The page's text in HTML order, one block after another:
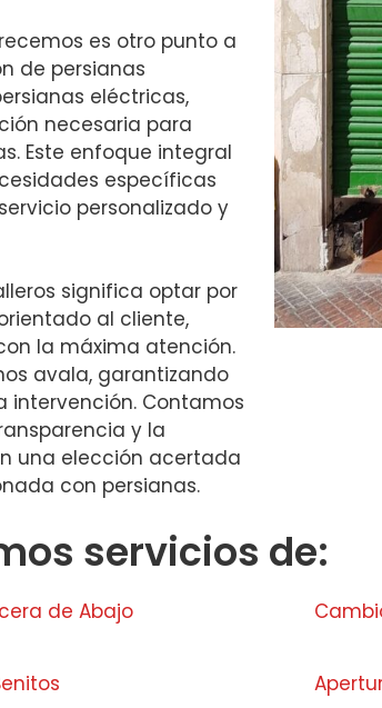
es otro punto a
de persianas
eléctricas,
necesaria para
Este enfoque integral
específicas
personalizado y
significa optar por
al cliente,
la máxima atención.
avala, garantizando
intervención. Contamos
y la
una elección acertada
con persianas.
servicios de:
de Abajo